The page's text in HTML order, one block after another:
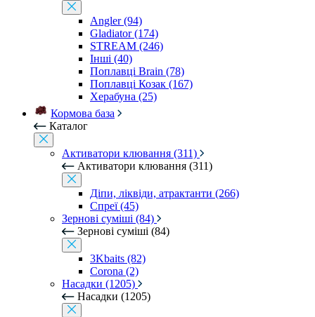
Angler (94)
Gladiator (174)
STREAM (246)
Інші (40)
Поплавці Brain (78)
Поплавці Козак (167)
Херабуна (25)
Кормова база
Каталог
Активатори клювання (311)
Активатори клювання (311)
Діпи, ліквіди, атрактанти (266)
Спреї (45)
Зернові суміші (84)
Зернові суміші (84)
3Kbaits (82)
Corona (2)
Насадки (1205)
Насадки (1205)